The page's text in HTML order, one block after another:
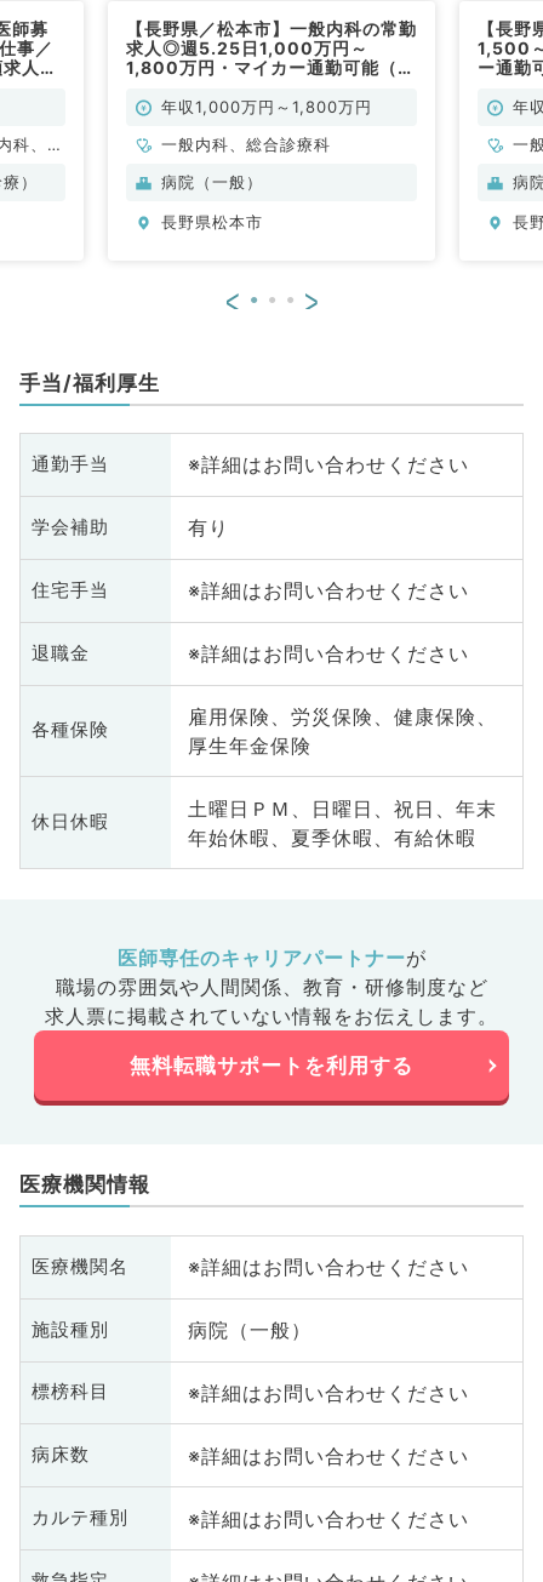
師募
事／
人／
科、外
皮膚科
）
【長野県／松本市】一般内科の常勤
求人◎週5.25日1,000万円～
1,800万円・マイカー通勤可能（一
年収1,000万円～1,800万円
一般内科、総合診療科
病院（一般）
長野県松本市
【長
1,500
ー通勤
年
一
病
長
< >
手当/福利厚生
通勤手当 ※詳細はお問い合わせください
学会補助 有り
住宅手当 ※詳細はお問い合わせください
退職金 ※詳細はお問い合わせください
各種保険
雇用保険、労災保険、健康保険、
厚生年金保険
休日休暇
土曜日ＰＭ、日曜日、祝日、年末
年始休暇、夏季休暇、有給休暇
医師専任のキャリアパートナーが
職場の雰囲気や人間関係、 教育・研修制度など
求人票に掲載されていない情報をお伝えします。
無料転職サポートを利用する
医療機関情報
医療機関名 ※詳細はお問い合わせください
施設種別 病院（一般）
標榜科目 ※詳細はお問い合わせください
病床数 ※詳細はお問い合わせください
カルテ種別 ※詳細はお問い合わせください